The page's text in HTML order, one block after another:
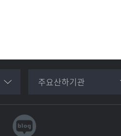
주요산하기관